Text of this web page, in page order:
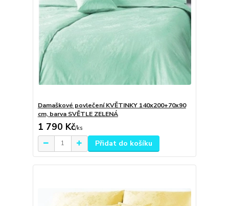
Damaškové povlečení KVĚTINKY 140x200+70x90
cm, barva SVĚTLE ZELENÁ
1 790 Kč/ks
Přidat do košíku